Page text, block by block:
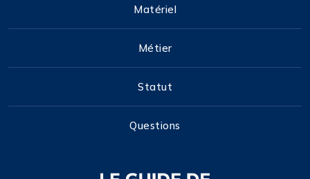
Matériel
Métier
Statut
Questions